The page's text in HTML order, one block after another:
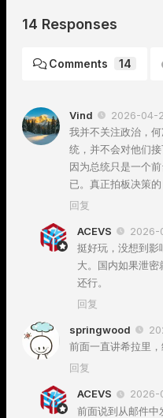
14 Responses
Comments 14
Vind
2026-04-
我并不关注政治，
统，并不会对他们
因为总统只是一个
已。真正拍板决策
回复
ACEVS
2026-
挺好玩，没想到影
大。国内如果泄
还行。
回复
springwood
前面一直讲希拉里
回复
ACEVS
2026-
前面说到从邮件中